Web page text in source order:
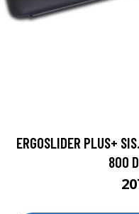
ERGOSLIDER PLUS+
800